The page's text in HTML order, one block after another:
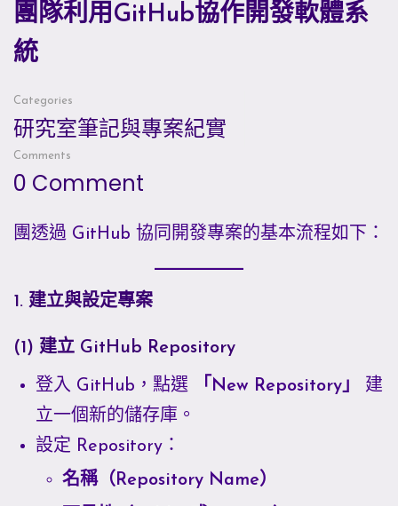
團隊利用GitHub協作開發軟體系
統
Categories
研究室筆記與專案紀實
Comments
0 Comment
團透過 GitHub 協同開發專案的基本流程如下：
1. 建立與設定專案
(1) 建立 GitHub Repository
登入 GitHub，點選 「New Repository」
建
立一個新的儲存庫。
設定 Repository：
名稱（Repository Name）